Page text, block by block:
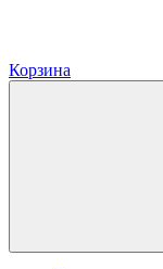
Корзина